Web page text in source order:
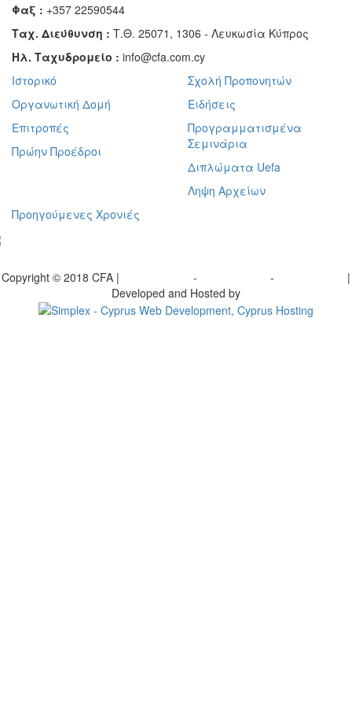
Φαξ : +357 22590544
Ταχ. Διεύθυνση : Τ.Θ. 25071, 1306 - Λευκωσία Κύπρος
Ηλ. Ταχυδρομείο : info@cfa.com.cy
Ιστορικό
Οργανωτική Δομή
Επιτροπές
Πρώην Προέδροι
Σχολή Προπονητών
Ειδήσεις
Προγραμματισμένα
Σεμινάρια
Διπλώματα Uefa
Ληψη Αρχείων
Προηγούμενες Χρονιές
Copyright © 2018 CFA | - -
|
Developed and Hosted by